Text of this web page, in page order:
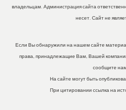
владельцам. Администрация сайта
несет. Сайт не
Если Вы обнаружили на нашем сайте
права, принадлежащие Вам, Вашей
сообщите
На сайте могут быть
При цитировании ссылка на